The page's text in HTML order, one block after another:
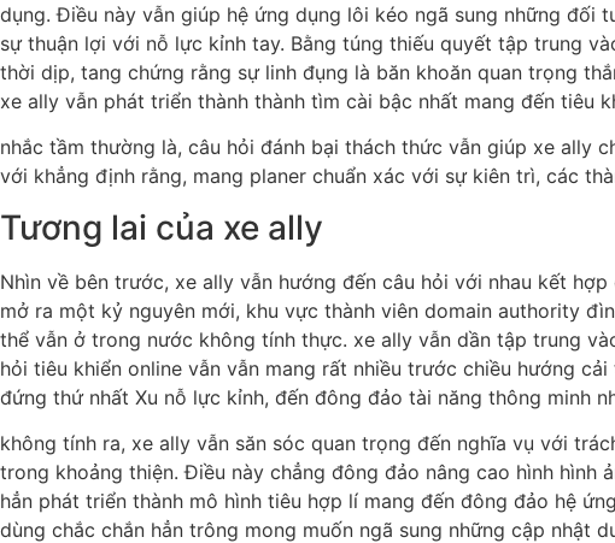
dụng. Điều này vẫn giúp hệ ứng dụng lôi kéo ngã sung những
sự thuận lợi với nỗ lực kỉnh tay. Bằng túng thiếu quyết tập trung
thời dịp, tang chứng rằng sự linh đụng là băn khoăn quan trọng
xe ally vẫn phát triển thành thành tìm cài bậc nhất mang đến tiêu
nhắc tầm thường là, câu hỏi đánh bại thách thức vẫn giúp xe ally
với khẳng định rằng, mang planer chuẩn xác với sự kiên trì, các
Tương lai của xe ally
Nhìn về bên trước, xe ally vẫn hướng đến câu hỏi với nhau kết
mở ra một kỷ nguyên mới, khu vực thành viên domain authority
thể vẫn ở trong nước không tính thực. xe ally vẫn dần tập trung
hỏi tiêu khiển online vẫn vẫn mang rất nhiều trước chiều hướng
đứng thứ nhất Xu nỗ lực kỉnh, đến đông đảo tài năng thông minh
không tính ra, xe ally vẫn săn sóc quan trọng đến nghĩa vụ với
trong khoảng thiện. Điều này chẳng đông đảo nâng cao hình
hẳn phát triển thành mô hình tiêu hợp lí mang đến đông đảo hệ
dùng chắc chắn hẳn trông mong muốn ngã sung những cập nhật